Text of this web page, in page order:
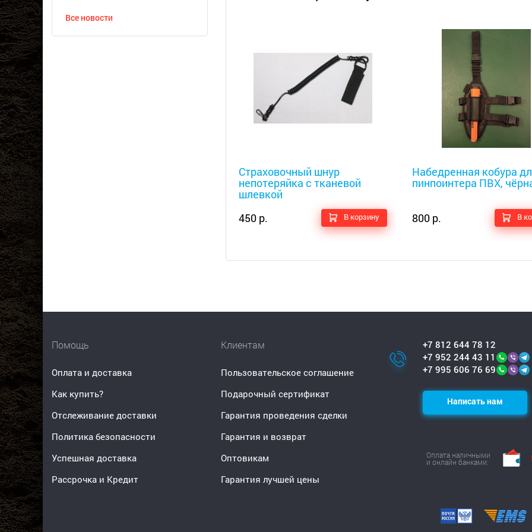
Все новости
Страховочный шнур
непотеряйка с тканевой
шлевкой
450 р.
В корзину
Набедренная кобура
пинпоинтера ПВХ,
800 р. В
Помощь
Оплата и доставка
Как купить?
Отслеживание доставки
Политика безопасности
Успешная доставка
Рассрочка и Кредит
Клиентам
Пользовательское соглашение
Подарочный сертификат
Гарантия проведения сделки
Гарантия и возврат
Оптовикам
Гарантия лучшей цены
+7 812 644 78 12
+7 952 244 43 11
+7 995 606 76 69
Написать нам
Оплата наличными
и онлайн банками: